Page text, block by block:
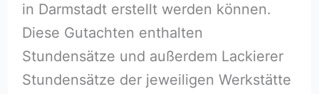
in Darmstadt erstellt werden können.
Diese Gutachten enthalten
Stundensätze und außerdem Lackierer
Stundensätze der jeweiligen Werkstätte